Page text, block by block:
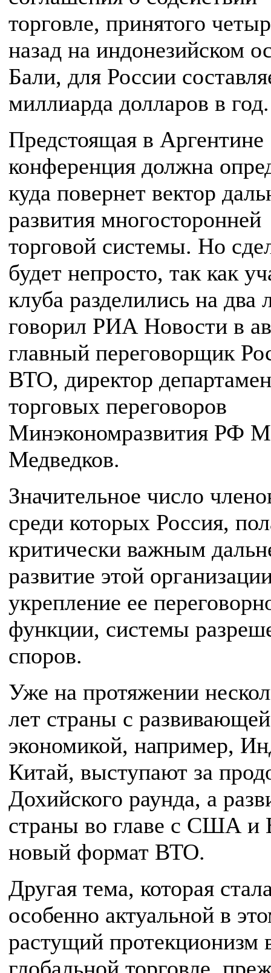
торговле, принятого
назад на индонезийском
Бали, для России
миллиарда долларов в год.
Предстоящая в Аргентине
конференция должна
куда повернет вектор
развития многосторонней
торговой системы. Но
будет непросто, так как
клуба разделились на два
говорил РИА Новости в
главный переговорщик
ВТО, директор
торговых переговоров
Минэкономразвития РФ
Медведков.
Значительное число
среди которых Россия,
критически важным
развитие этой
укрепление ее
функции, системы
споров.
Уже на протяжении
лет страны с
экономикой, например,
Китай, выступают за
Дохийского раунда, а
страны во главе с США и
новый формат ВТО.
Другая тема, которая
особенно актуальной в
растущий протекционизм